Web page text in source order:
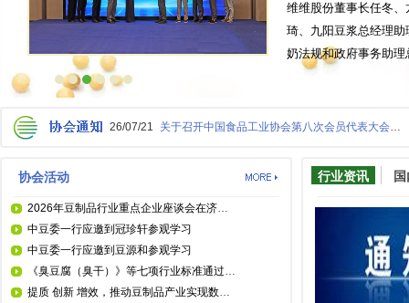
维维股份董事长任冬
琦、九阳豆浆总经理
奶法规和政府事务助
7点喝豆奶/豆浆”行动……
关于召开中国食品工业协会第八次会员代表大会暨食品安全标准与法规会议的通知
26/07/21
协会活动
2026年豆制品行业重点企业座谈会在济南召开（附会议纪要）
中豆委一行应邀到冠珍轩参观学习
中豆委一行应邀到豆源和参观学习
《臭豆腐（臭干）》等七项行业标准通过审查
提质 创新 增效，推动豆制品产业实现数量和质量全面发展——专访中国豆制品专业委员会常务副主任兼秘书长 吴月芳
行业资讯